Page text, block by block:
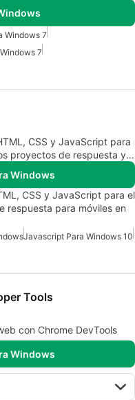
Windows 7
7
CSS y JavaScript para
proyectos de respuesta y
Windows
CSS y JavaScript para el
respuesta para móviles en
Javascript Para Windows 10
Tools
con Chrome DevTools
Windows